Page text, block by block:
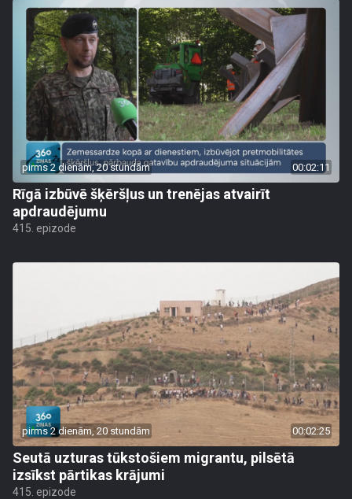
pirms 2 dienām, 20 stundām 00:02:11
Rīgā izbūvē šķēršļus un trenējas atvairīt
apdraudējumu
415. epizode
pirms 2 dienām, 20 stundām 00:02:25
Seutā uzturas tūkstošiem migrantu, pilsētā
izsīkst pārtikas krājumi
415. epizode